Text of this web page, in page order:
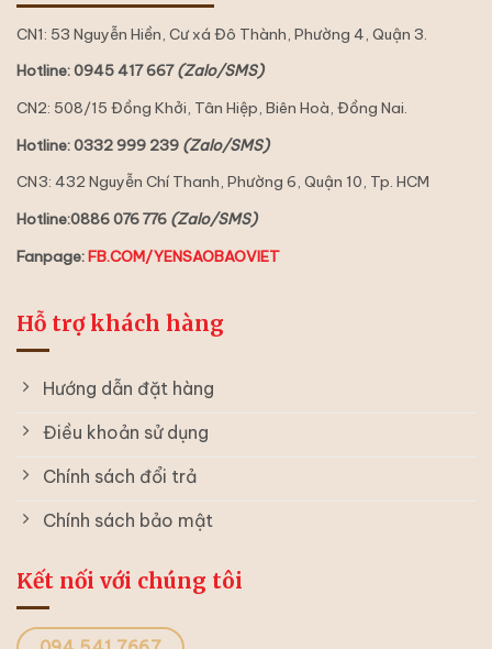
CN1: 53 Nguyễn Hiền, Cư xá Đô Thành, Phường 4, Quận 3.
Hotline: 0945 417 667(Zalo/SMS)
CN2: 508/15 Đồng Khởi, Tân Hiệp, Biên Hoà, Đồng Nai.
Hotline: 0332 999 239 (Zalo/SMS)
CN3: 432 Nguyễn Chí Thanh, Phường 6, Quận 10, Tp. HCM
Hotline:0886 076 776 (Zalo/SMS)
Fanpage:FB.COM/YENSAOBAOVIET
Hỗ trợ khách hàng
Hướng dẫn đặt hàng
Điều khoản sử dụng
Chính sách đổi trả
Chính sách bảo mật
Kết nối với chúng tôi